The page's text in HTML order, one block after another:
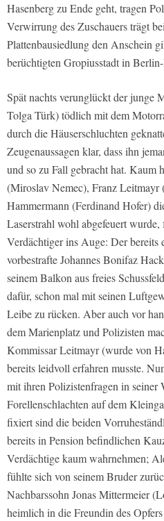
Hasenberg zu Ende geht, tragen
Verwirrung des Zuschauers trägt
Plattenbausiedlung den Anschein
berüchtigten Gropiusstadt in
Spät nachts verunglückt der junge
Tolga Türk) tödlich mit dem
durch die Häuserschluchten
Zeugenaussagen klar, dass ihn
und so zu Fall gebracht hat. Kaum
(Miroslav Nemec), Franz
Hammermann (Ferdinand Hofer)
Laserstrahl wohl abgefeuert
Verdächtiger ins Auge: Der bereits
vorbestrafte Johannes Bonifaz
seinem Balkon aus freies
dafür, schon mal mit seinen
Leibe zu rücken. Aber auch vor
dem Marienplatz und Polizisten
Kommissar Leitmayr (wurde von
bereits leidvoll erfahren musste.
mit ihren Polizistenfragen in seiner
Forellenschlachten auf dem
fixiert sind die beiden
bereits in Pension befindlichen
Verdächtige kaum wahrnehmen;
fühlte sich von seinem Bruder
Nachbarssohn Jonas Mittermeier
heimlich in die Freundin des